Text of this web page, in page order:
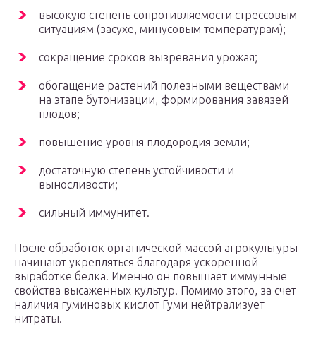
высокую степень сопротивляемости стрессовым
ситуациям (засухе, минусовым температурам);
сокращение сроков вызревания урожая;
обогащение растений полезными веществами
на этапе бутонизации, формирования завязей
плодов;
повышение уровня плодородия земли;
достаточную степень устойчивости и
выносливости;
сильный иммунитет.
После обработок органической массой агрокультуры
начинают укрепляться благодаря ускоренной
выработке белка. Именно он повышает иммунные
свойства высаженных культур. Помимо этого, за счет
наличия гуминовых кислот Гуми нейтрализует
нитраты.